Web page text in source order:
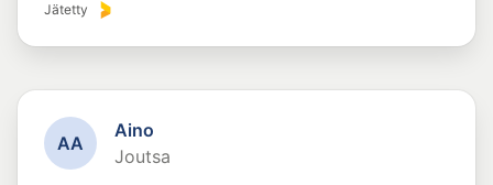
Jätetty
AA
Aino
Joutsa